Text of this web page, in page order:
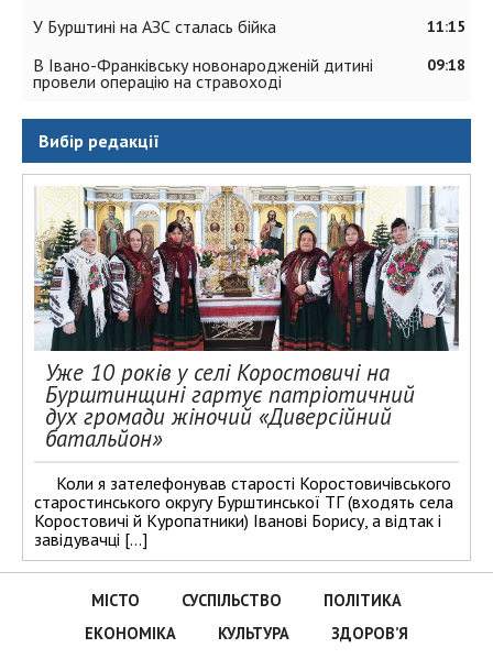
11:15
У Бурштині на АЗС сталась бійка
09:18
В Івано-Франківську новонародженій дитині
провели операцію на стравоході
Вибір редакції
Уже 10 років у селі Коростовичі на
Бурштинщині гартує патріотичний
дух громади жіночий «Диверсійний
батальйон»
Коли я зателефонував старості Коростовичівського
старостинського округу Бурштинської ТГ (входять села
Коростовичі й Куропатники) Іванові Борису, а відтак і
завідувачці […]
МІСТО СУСПІЛЬСТВО
ПОЛІТИКА
ЕКОНОМІКА
КУЛЬТУРА
ЗДОРОВ’Я